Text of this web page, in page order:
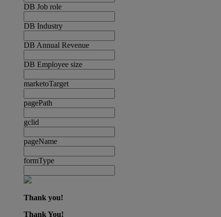
DB Job role
DB Industry
DB Annual Revenue
DB Employee size
marketoTarget
pagePath
gclid
pageName
formType
Thank you!
Thank You!